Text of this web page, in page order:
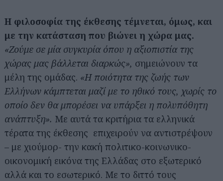
Η φιλοσοφία της έκθεσης τέμνεται, όμως, και
με την κατάσταση που βιώνει η χώρα μας.
«Ζούμε σε μία συγκυρία όπου η αξιοπιστία της
χώρας μας βάλλεται διαρκώς», σημειώνουν τα
μέλη της ομάδας. «Η ποιότητα της ζωής των
Ελλήνων κάμπτεται μαζί με το ηθικό τους, χωρίς το
οποίο δεν θα μπορέσει να υπάρξει η πολυπόθητη
ανάπτυξη». Με αυτά τα κριτήρια τα ελληνικά
τέρατα της έκθεσης επιχειρούν να αντιστρέψουν
– με χιούμορ- την κακή πολιτικο-κοινωνικο-
οικονομική εικόνα της Ελλάδας στο εξωτερικό
αλλά και το εσωτερικό. Με το διττό τους